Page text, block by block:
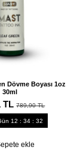
Dövme Boyası 1oz
30ml
TL789,90 TL
12 :34 :31
ekle